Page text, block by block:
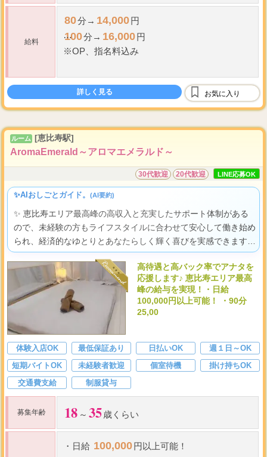
給料
80分→ 14,000円
100分→ 16,000円
※OP、指名料込み
例:8時間勤務
分→ 14,000
80分→14,000
100分→16,000
80
詳しく見る お気に入り
ルーム [恵比寿駅]
AromaEmerald～アロマエメラルド～
30代歓迎 20代歓迎 LINE応募OK
✨AIおしごとガイド。 (AI要約)
✨ 恵比寿エリア最高峰の高収入と充実したサポート体制がある
ので、未経験の方もライフスタイルに合わせて安心して働き始め
られ、経済的なゆとりとあなたらしく輝く喜びを実感できます
よ。
高待遇と高バック率でアナタを
応援します♪ 恵比寿エリア最高
峰の給与を実現！・日給
100,000円以上可能！ ・90分
25,00
体験入店OK 最低保証あり 日払いOK
週１日～OK
短期バイトOK
未経験者歓迎 個室待機
掛け持ちOK
交通費支給
制服貸与
募集年齢 18 ～ 35歳くらい
・ 日給 100,000円以上可能！